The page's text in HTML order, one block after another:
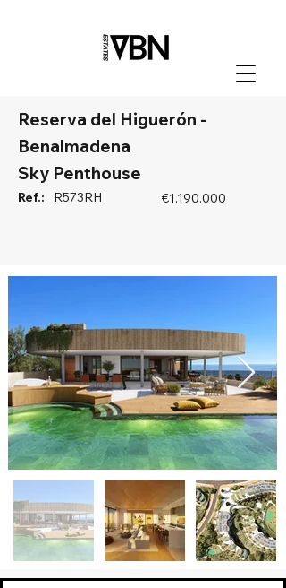
Reserva del Higuerón -
Benalmadena
Sky Penthouse
Ref.: R573RH €1.190.000